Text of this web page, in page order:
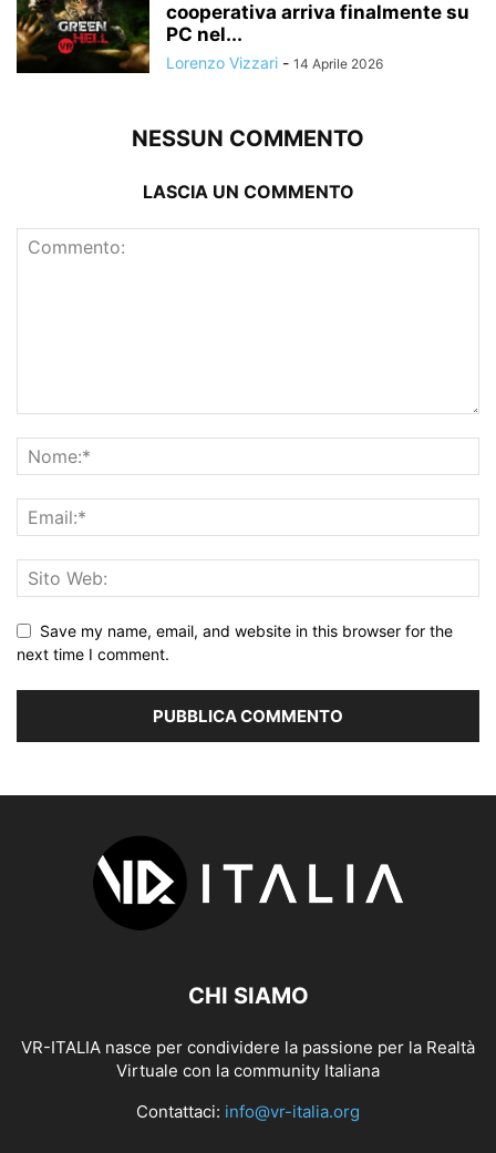
cooperativa arriva finalmente su
PC nel...
Lorenzo Vizzari - 14 Aprile 2026
NESSUN COMMENTO
LASCIA UN COMMENTO
Save my name, email, and website in this browser for the
next time I comment.
CHI SIAMO
VR-ITALIA nasce per condividere la passione per la Realtà
Virtuale con la community Italiana
Contattaci: info@vr-italia.org